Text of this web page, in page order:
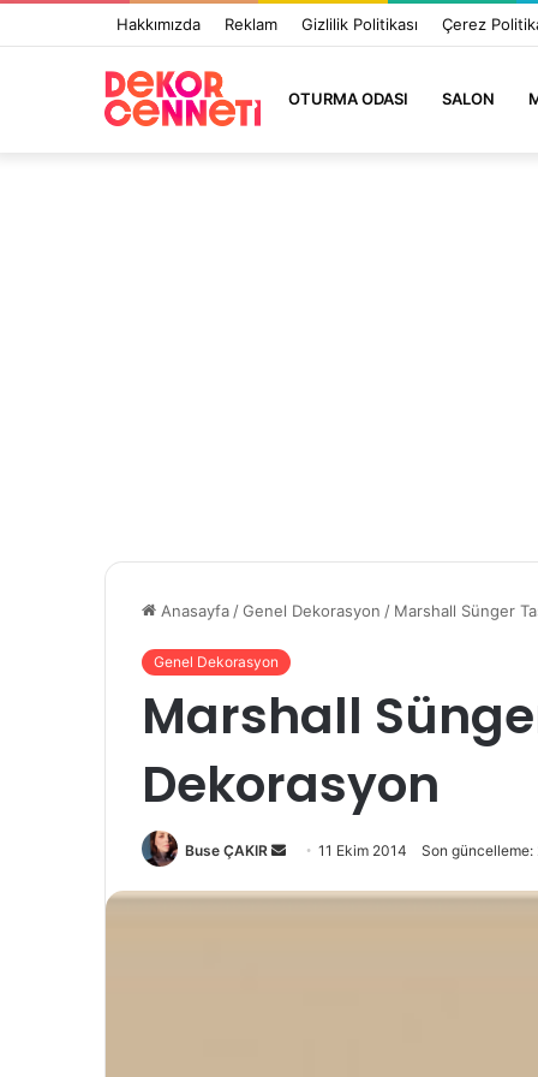
Hakkımızda Reklam Gizlilik Politikası Çerez
OTURMA ODASI SALON
Anasayfa /Genel Dekorasyon / Marshall Sünger
Genel Dekorasyon
Marshall
Dekorasyon
Buse ÇAKIR 11 Ekim 2014 Son güncelleme: